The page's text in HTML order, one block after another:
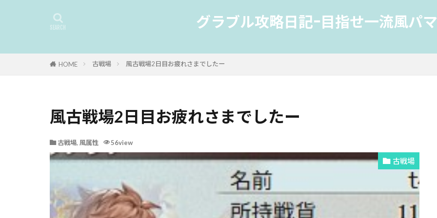
グラブル攻略日記-目指せ一流風パ
HOME 古戦場 風古戦場2日目お疲れさまでしたー
風古戦場2日目お疲れさまでしたー
古戦場, 風属性 56view
古戦場